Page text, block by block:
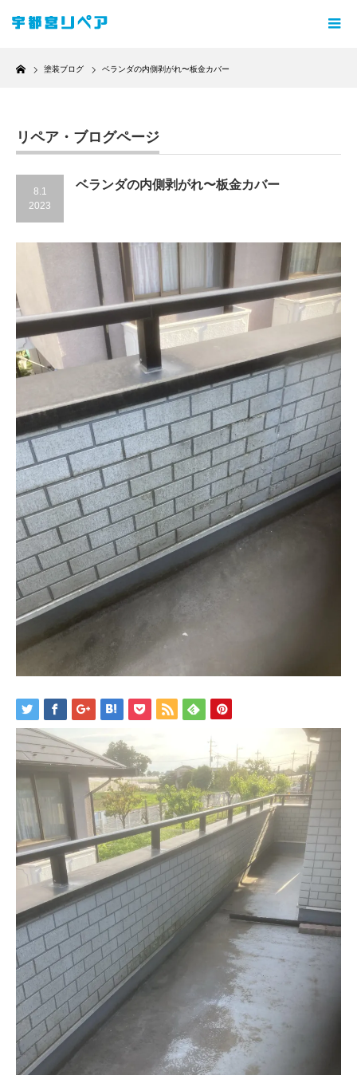
Home
塗装ブログ ベランダの内側剥がれ〜板金カバー
リペア・ブログページ
8.1
2023
ベランダの内側剥がれ〜板金カバー